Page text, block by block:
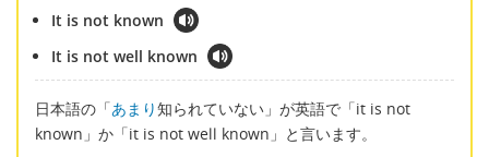
It is not known
It is not well known
日本語の「あまり知られていない」が英語で「it is not
known」か「it is not well known」と言います。